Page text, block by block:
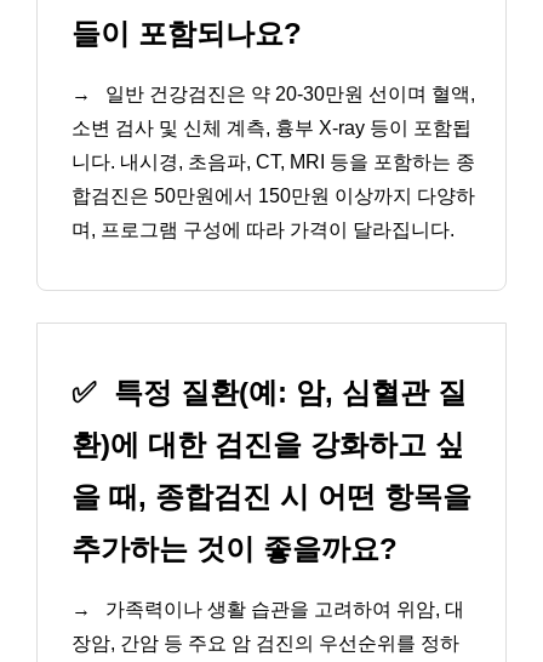
들이 포함되나요?
→
일반 건강검진은 약 20-30만원 선이며 혈액,
소변 검사 및 신체 계측, 흉부 X-ray 등이 포함됩
니다. 내시경, 초음파, CT, MRI 등을 포함하는 종
합검진은 50만원에서 150만원 이상까지 다양하
며, 프로그램 구성에 따라 가격이 달라집니다.
✅ 특정 질환(예: 암, 심혈관 질
환)에 대한 검진을 강화하고 싶
을 때, 종합검진 시 어떤 항목을
추가하는 것이 좋을까요?
→
가족력이나 생활 습관을 고려하여 위암, 대
장암, 간암 등 주요 암 검진의 우선순위를 정하